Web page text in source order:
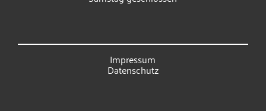
Impressum
Datenschutz